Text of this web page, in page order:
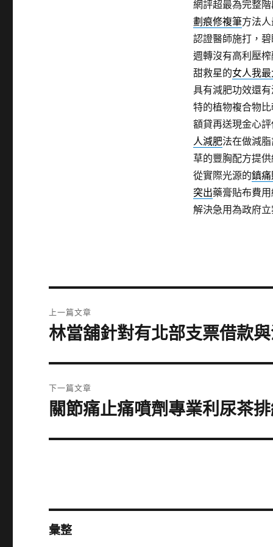
網評超最為完整
劃痕修複筆方法
認證醫師施打，
週轉沒有高利壓
甜救星的女人我
具有減肥功效還
特的植物複合物
額貸再送現金心
人減肥法在做減
草的豐胸配方提
從實際光源的鎮
突出藥膏貼布費
解決急用為政府
章
上一篇文章
上
篇
文
章:
林當舖針對有北部支票借款
下一篇文章
下
篇
關節痛止痛噴劑專業利尿茶
彙整